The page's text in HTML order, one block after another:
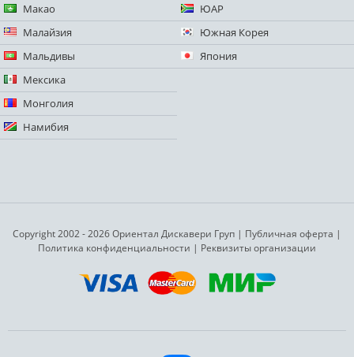
Макао
Малайзия
Мальдивы
Мексика
Монголия
Намибия
ЮАР
Южная Корея
Япония
Copyright 2002 - 2026 Ориентал Дискавери Груп | Публичная оферта |
Политика конфиденциальности | Реквизиты организации